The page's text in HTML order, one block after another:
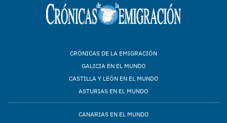
CRÓNICAS DE LA EMIGRACIÓN
GALICIA EN EL MUNDO
CASTILLA Y LEÓN EN EL MUNDO
ASTURIAS EN EL MUNDO
CANARIAS EN EL MUNDO